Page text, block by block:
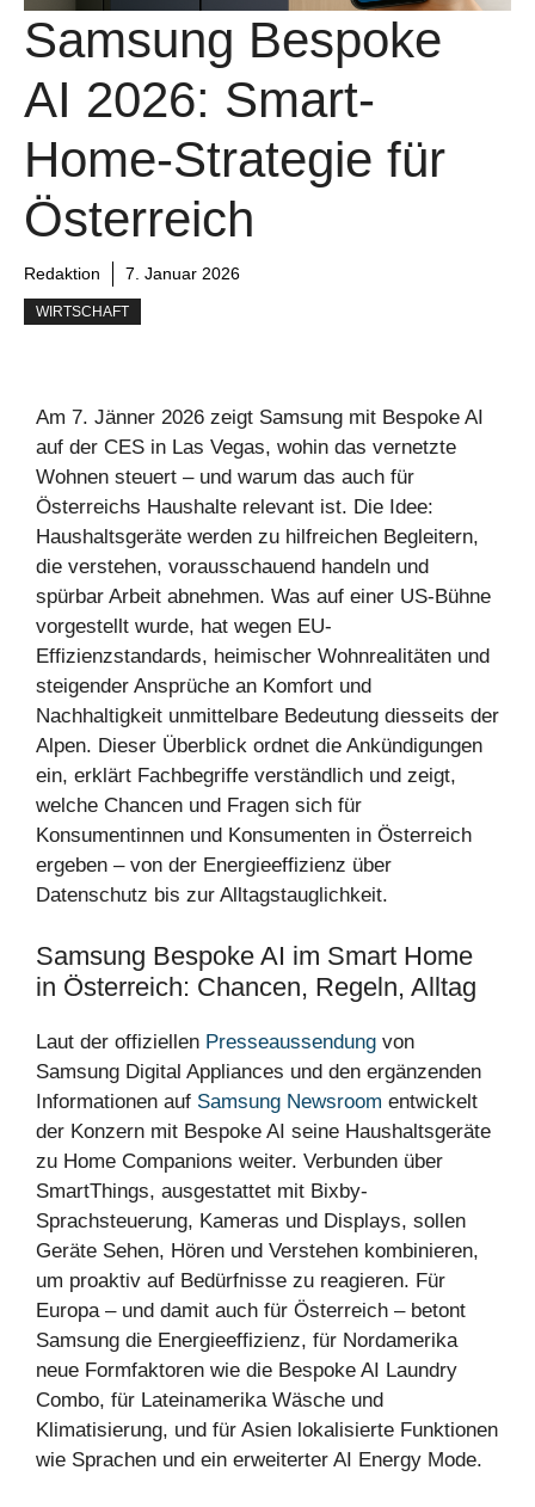
Samsung Bespoke
AI 2026: Smart-
Home-Strategie für
Österreich
Redaktion 7. Januar 2026
WIRTSCHAFT
Am 7. Jänner 2026 zeigt Samsung mit Bespoke AI
auf der CES in Las Vegas, wohin das vernetzte
Wohnen steuert – und warum das auch für
Österreichs Haushalte relevant ist. Die Idee:
Haushaltsgeräte werden zu hilfreichen Begleitern,
die verstehen, vorausschauend handeln und
spürbar Arbeit abnehmen. Was auf einer US-Bühne
vorgestellt wurde, hat wegen EU-
Effizienzstandards, heimischer Wohnrealitäten und
steigender Ansprüche an Komfort und
Nachhaltigkeit unmittelbare Bedeutung diesseits der
Alpen. Dieser Überblick ordnet die Ankündigungen
ein, erklärt Fachbegriffe verständlich und zeigt,
welche Chancen und Fragen sich für
Konsumentinnen und Konsumenten in Österreich
ergeben – von der Energieeffizienz über
Datenschutz bis zur Alltagstauglichkeit.
Samsung Bespoke AI im Smart Home
in Österreich: Chancen, Regeln, Alltag
Laut der offiziellen Presseaussendung von
Samsung Digital Appliances und den ergänzenden
Informationen auf Samsung Newsroom entwickelt
der Konzern mit Bespoke AI seine Haushaltsgeräte
zu Home Companions weiter. Verbunden über
SmartThings, ausgestattet mit Bixby-
Sprachsteuerung, Kameras und Displays, sollen
Geräte Sehen, Hören und Verstehen kombinieren,
um proaktiv auf Bedürfnisse zu reagieren. Für
Europa – und damit auch für Österreich – betont
Samsung die Energieeffizienz, für Nordamerika
neue Formfaktoren wie die Bespoke AI Laundry
Combo, für Lateinamerika Wäsche und
Klimatisierung, und für Asien lokalisierte Funktionen
wie Sprachen und ein erweiterter AI Energy Mode.